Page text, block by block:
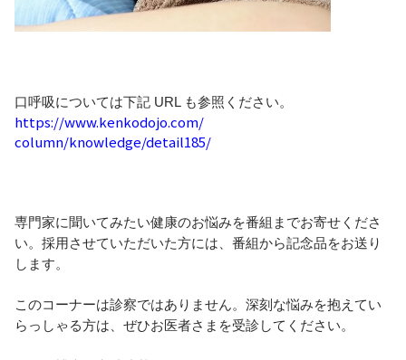
口呼吸については下記 URL も参照ください。
https://www.kenkodojo.com/
column/knowledge/detail185/
専門家に聞いてみたい健康のお悩みを番組までお寄せくださ
い。採用させていただいた方には、番組から記念品をお送り
します。
このコーナーは診察ではありません。深刻な悩みを抱えてい
らっしゃる方は、ぜひお医者さまを受診してください。